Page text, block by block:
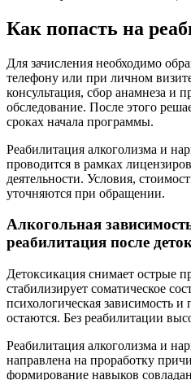
Как попасть на
Для зачисления необходимо
телефону или при личном
консультация, сбор анамнеза и
обследование. После этого
сроках начала программы.
Реабилитация алкоголизма и
проводится в рамках
деятельности. Условия,
уточняются при обращении.
Алкогольная
реабилитация после
Детоксикация снимает острые
стабилизирует соматическое
психологическая зависимость
остаются. Без реабилитации
Реабилитация алкоголизма и
направлена на проработку
формирование навыков